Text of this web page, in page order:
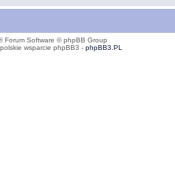
Forum Software © phpBB Group
wsparcie phpBB3 - phpBB3.PL